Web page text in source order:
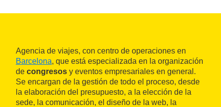
Agencia de viajes, con centro de operaciones en
Barcelona, que está especializada en la organización
de congresos y eventos empresariales en general.
Se encargan de la gestión de todo el proceso, desde
la elaboración del presupuesto, a la elección de la
sede, la comunicación, el diseño de la web, la